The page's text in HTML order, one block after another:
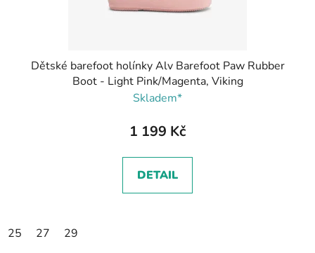
Dětské barefoot holínky Alv Barefoot Paw Rubber
Boot - Light Pink/Magenta, Viking
Skladem*
1 199 Kč
DETAIL
25 27 29